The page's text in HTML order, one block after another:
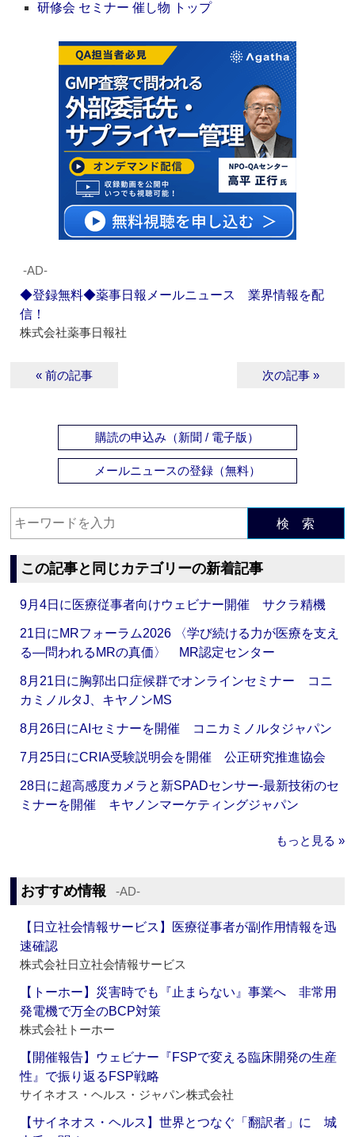
研修会 セミナー 催し物 トップ
‐AD‐
◆登録無料◆薬事日報メールニュース 業界情報を配
信！
株式会社薬事日報社
« 前の記事 次の記事 »
購読の申込み（新聞 / 電子版）
メールニュースの登録（無料）
検 索
この記事と同じカテゴリーの新着記事
9月4日に医療従事者向けウェビナー開催 サクラ精機
21日にMRフォーラム2026 〈学び続ける力が医療を支え
る―問われるMRの真価〉 MR認定センター
8月21日に胸郭出口症候群でオンラインセミナー コニ
カミノルタJ、キヤノンMS
8月26日にAIセミナーを開催 コニカミノルタジャパン
7月25日にCRIA受験説明会を開催 公正研究推進協会
28日に超高感度カメラと新SPADセンサー‐最新技術のセ
ミナーを開催 キヤノンマーケティングジャパン
もっと見る »
おすすめ情報 ‐AD‐
【日立社会情報サービス】医療従事者が副作用情報を迅
速確認
株式会社日立社会情報サービス
【トーホー】災害時でも『止まらない』事業へ 非常用
発電機で万全のBCP対策
株式会社トーホー
【開催報告】ウェビナー『FSPで変える臨床開発の生産
性』で振り返るFSP戦略
サイネオス・ヘルス・ジャパン株式会社
【サイネオス・ヘルス】世界とつなぐ「翻訳者」に 城